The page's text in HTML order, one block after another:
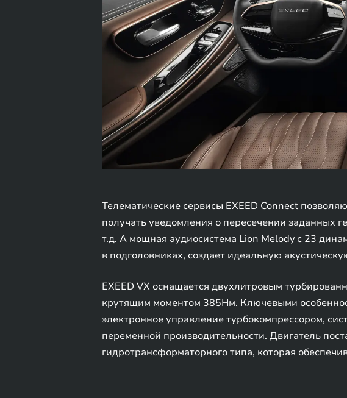
Телематические сервисы EXEED Connect
получать уведомления о пересечении заданных
т.д. А мощная аудиосистема Lion Melody с 23
в подголовниках, создает идеальную
EXEED VX оснащается двухлитровым
крутящим моментом 385Нм. Ключевыми
электронное управление турбокомпрессором,
переменной производительности. Двигатель
гидротрансформаторного типа, которая